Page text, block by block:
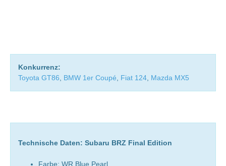
Konkurrenz:
Toyota GT86
BMW 1er Coupé Fiat 124 Mazda MX5
Technische Daten: Subaru BRZ Final Edition
Farbe: WR Blue Pearl